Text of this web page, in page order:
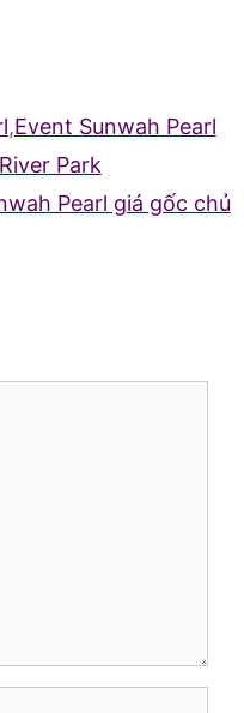
,Event Sunwah Pearl
Park
Pearl giá gốc chủ